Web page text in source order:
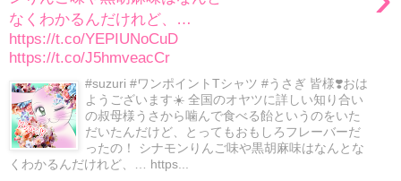
なくわかるんだけれど、…
https://t.co/YEPIUNoCuD
https://t.co/J5hmveacCr
#suzuri #ワンポイントTシャツ #うさぎ 皆様❣️おは
ようございます☀️ 全国のオヤツに詳しい知り合い
の叔母様うさから噛んで食べる飴というのをいた
だいたんだけど、とってもおもしろフレーバーだ
ったの！ シナモンりんご味や黒胡麻味はなんとな
くわかるんだけれど、… https...